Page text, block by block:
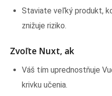
Staviate veľký produkt,
znižuje riziko.
Zvoľte Nuxt, ak
Váš tím uprednostňuje
krivku učenia.